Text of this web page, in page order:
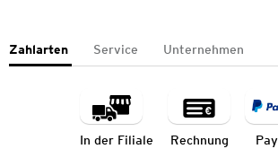
Zahlarten Service Unternehmen
In der Filiale Rechnung